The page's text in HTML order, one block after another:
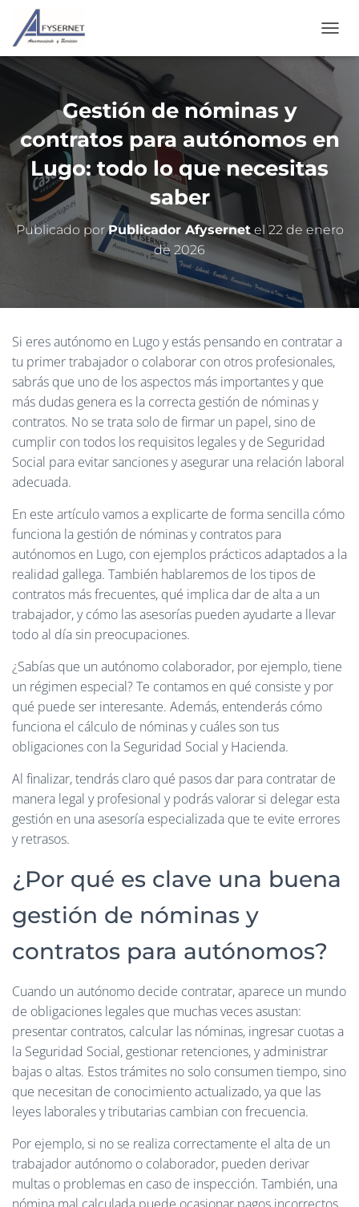
A
M
R
M
E
N
V
E
G
I
Ó
Gestión de nóminas y
contratos para autónomos en
Lugo: todo lo que necesitas
saber
Publicado porPublicador Afysernetel22 de enero
de 2026
Si eres autónomo en Lugo y estás pensando en contratar a
tu primer trabajador o colaborar con otros profesionales,
sabrás que uno de los aspectos más importantes y que
más dudas genera es la correcta gestión de nóminas y
contratos. No se trata solo de firmar un papel, sino de
cumplir con todos los requisitos legales y de Seguridad
Social para evitar sanciones y asegurar una relación laboral
adecuada.
En este artículo vamos a explicarte de forma sencilla cómo
funciona la gestión de nóminas y contratos para
autónomos en Lugo, con ejemplos prácticos adaptados a la
realidad gallega. También hablaremos de los tipos de
contratos más frecuentes, qué implica dar de alta a un
trabajador, y cómo las asesorías pueden ayudarte a llevar
todo al día sin preocupaciones.
¿Sabías que un autónomo colaborador, por ejemplo, tiene
un régimen especial? Te contamos en qué consiste y por
qué puede ser interesante. Además, entenderás cómo
funciona el cálculo de nóminas y cuáles son tus
obligaciones con la Seguridad Social y Hacienda.
Al finalizar, tendrás claro qué pasos dar para contratar de
manera legal y profesional y podrás valorar si delegar esta
gestión en una asesoría especializada que te evite errores
y retrasos.
¿Por qué es clave una buena
gestión de nóminas y
contratos para autónomos?
Cuando un autónomo decide contratar, aparece un mundo
de obligaciones legales que muchas veces asustan:
presentar contratos, calcular las nóminas, ingresar cuotas a
la Seguridad Social, gestionar retenciones, y administrar
bajas o altas. Estos trámites no solo consumen tiempo, sino
que necesitan de conocimiento actualizado, ya que las
leyes laborales y tributarias cambian con frecuencia.
Por ejemplo, si no se realiza correctamente el alta de un
trabajador autónomo o colaborador, pueden derivar
multas o problemas en caso de inspección. También, una